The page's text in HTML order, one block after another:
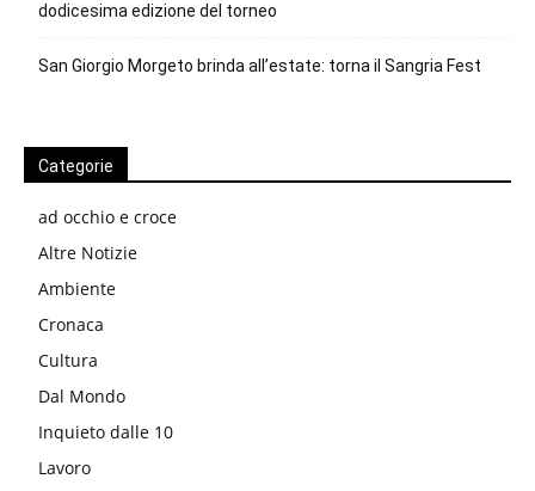
dodicesima edizione del torneo
San Giorgio Morgeto brinda all’estate: torna il Sangria Fest
Categorie
ad occhio e croce
Altre Notizie
Ambiente
Cronaca
Cultura
Dal Mondo
Inquieto dalle 10
Lavoro